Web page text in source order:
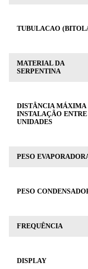
TUBULACAO
MATERIAL DA
SERPENTINA
DISTÂNCIA MÁXIMA
INSTALAÇÃO ENTRE
UNIDADES
PESO
PESO
FREQUÊNCIA
DISPLAY